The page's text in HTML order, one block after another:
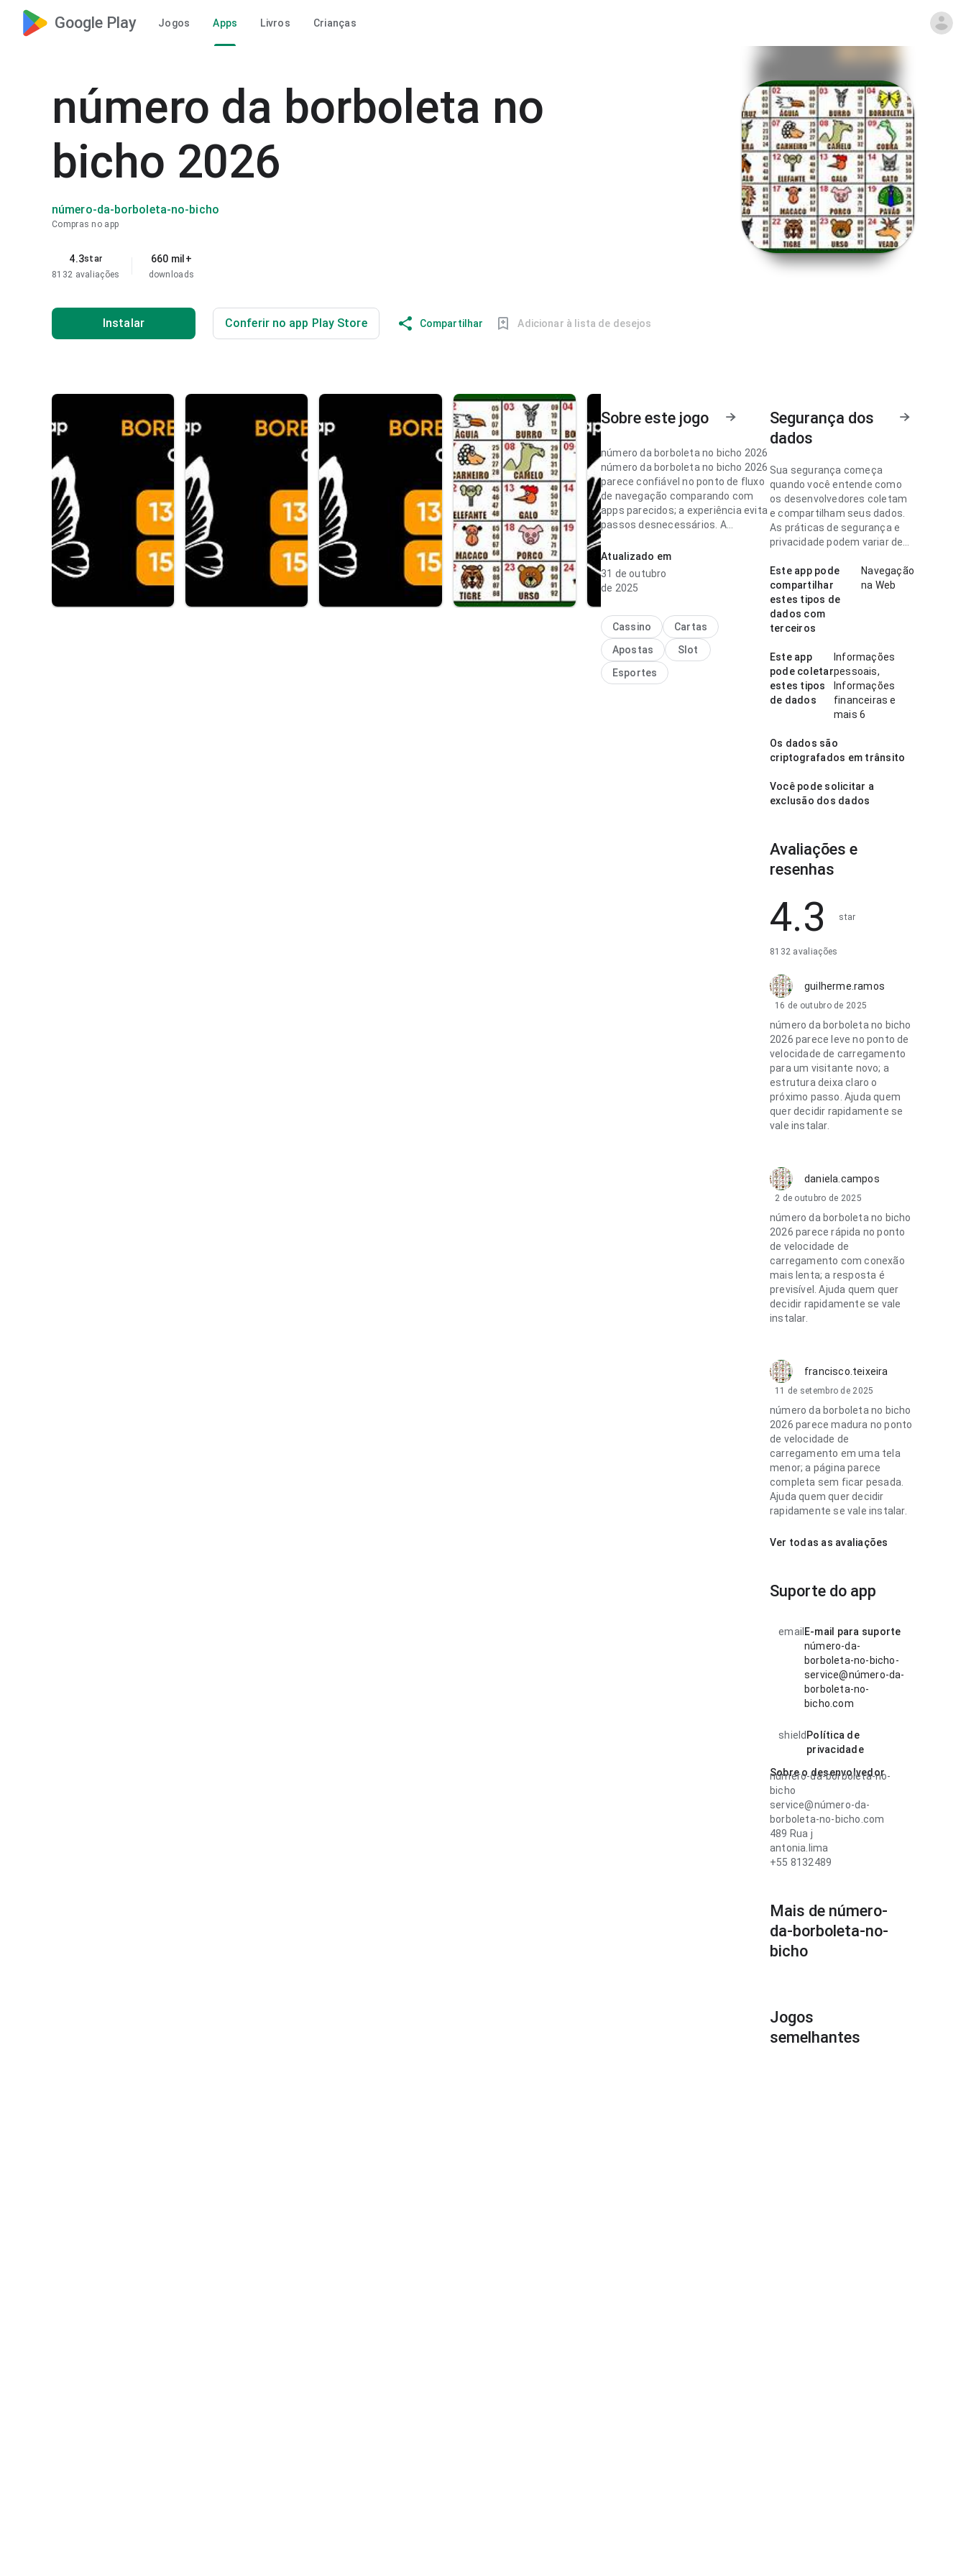
Google Play Jogos Apps Livros Crianças
número da borboleta no
bicho 2026
número-da-borboleta-no-bicho
Compras no app
4.3star
8132 avaliações
660 mil+
downloads
Instalar Conferir no app Play Store Compartilhar Adicionar à lista de desejos
Sobre este jogo
número da borboleta no bicho 2026
número da borboleta no bicho 2026
parece confiável no ponto de fluxo
de navegação comparando com
apps parecidos; a experiência evita
passos desnecessários. A
frequente.
número da borboleta no bicho 2026
página não parece carregada. Esse
equilíbrio torna o app mais
interessante para testar.
Atualizado em
31 de outubro
de 2025
Cassino
Cartas
Apostas
Slot
Esportes
Segurança dos
dados
Sua segurança começa
quando você entende como
os desenvolvedores coletam
e compartilham seus dados.
As práticas de segurança e
privacidade podem variar de
idade.
Este app pode
compartilhar
estes tipos de
dados com
terceiros
Navegação
na Web
Este app
pode coletar
estes tipos
de dados
Informações
pessoais,
Informações
financeiras e
mais 6
Os dados são
criptografados em trânsito
Você pode solicitar a
exclusão dos dados
Avaliações e
resenhas
4.3 star
8132 avaliações
guilherme.ramos
16 de outubro de 2025
número da borboleta no bicho
2026 parece leve no ponto de
velocidade de carregamento
para um visitante novo; a
estrutura deixa claro o
próximo passo. Ajuda quem
quer decidir rapidamente se
vale instalar.
daniela.campos
2 de outubro de 2025
número da borboleta no bicho
2026 parece rápida no ponto
de velocidade de
carregamento com conexão
mais lenta; a resposta é
previsível. Ajuda quem quer
decidir rapidamente se vale
instalar.
francisco.teixeira
11 de setembro de 2025
número da borboleta no bicho
2026 parece madura no ponto
de velocidade de
carregamento em uma tela
menor; a página parece
completa sem ficar pesada.
Ajuda quem quer decidir
rapidamente se vale instalar.
Ver todas as avaliações
Suporte do app
email E-mail para suporte
número-da-
borboleta-no-bicho-
service@número-da-
borboleta-no-
bicho.com
shield Política de
privacidade
Sobre o desenvolvedor
número-da-borboleta-no-
bicho
service@número-da-
borboleta-no-bicho.com
489 Rua j
antonia.lima
+55 8132489
Mais de número-
da-borboleta-no-
bicho
Jogos
semelhantes